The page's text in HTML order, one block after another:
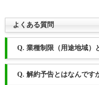
よくある質問
Q. 業種制限（用途地域）
Q. 解約予告とはなんです